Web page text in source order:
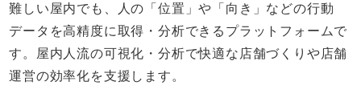
難しい屋内でも、人の「位置」や「向き」などの行動
データを高精度に取得・分析できるプラットフォームで
す。屋内人流の可視化・分析で快適な店舗づくりや店舗
運営の効率化を支援します。